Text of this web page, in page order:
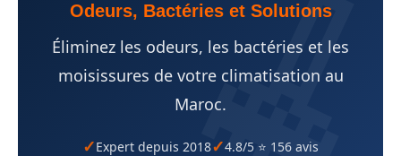
Odeurs, Bactéries et Solutions
Éliminez les odeurs, les bactéries et les
moisissures de votre climatisation au
Maroc.
Expert depuis 2018
4.8/5 ⭐ 156 avis